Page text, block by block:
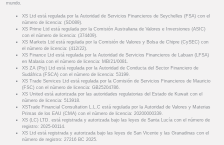
mundo.
XS Ltd está regulada por la Autoridad de Servicios Financieros de Seychelles (FSA) con el
número de licencia: (SD089).
XS Prime Ltd está regulada por la Comisión Australiana de Valores e Inversiones (ASIC)
con el número de licencia: (374409).
XS Markets Ltd está regulada por la Comisión de Valores y Bolsa de Chipre (CySEC) con
el número de licencia: (412/22).
XS Finance Ltd está regulada por la Autoridad de Servicios Financieros de Labuan (LFSA)
en Malasia con el número de licencia: MB/21/0081.
XS ZA (Pty) Ltd está regulada por la Autoridad de Conducta del Sector Financiero de
Sudáfrica (FSCA) con el número de licencia: 53199.
XS Trade Services Ltd está regulada por la Comisión de Servicios Financieros de Mauricio
(FSC) con el número de licencia: GB25204786.
XS United está autorizada por las autoridades regulatorias del Estado de Kuwait con el
número de licencia: 513918.
XSTrade Financial Consultation L.L.C está regulada por la Autoridad de Valores y Materias
Primas de los EAU (CMA) con el número de licencia: 20200000339.
XS (LC) LTD. está registrada y autorizada bajo las leyes de Santa Lucía con el número de
registro: 2025-00114.
XS Ltd está registrada y autorizada bajo las leyes de San Vicente y las Granadinas con el
número de registro: 27216 BC 2025.